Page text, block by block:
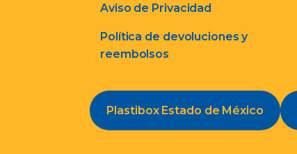
Aviso de Privacidad
Política de devoluciones y
reembolsos
Plastibox Estado de México